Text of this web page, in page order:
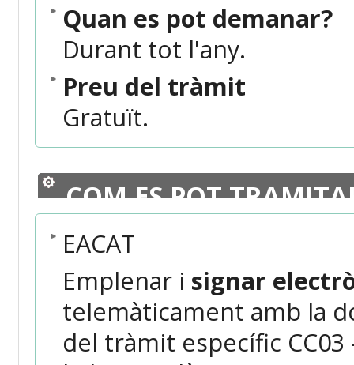
Quan es pot demanar?
Durant tot l'any.
Preu del tràmit
Gratuït.
COM ES POT
EACAT
Emplenar i signar
telemàticament amb la
del tràmit específic